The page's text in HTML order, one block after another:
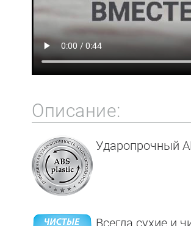
Описание:
Ударопрочный
Всегда сухие и